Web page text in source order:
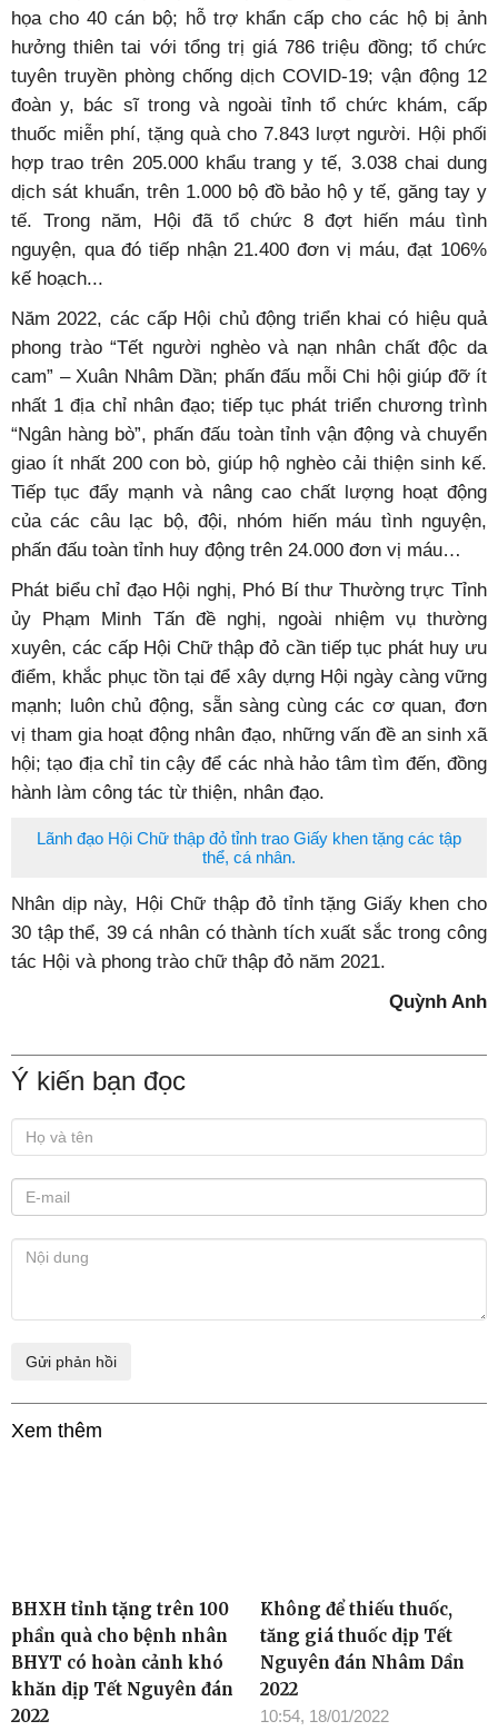
họa cho 40 cán bộ; hỗ trợ khẩn cấp cho các hộ bị ảnh
hưởng thiên tai với tổng trị giá 786 triệu đồng; tổ chức
tuyên truyền phòng chống dịch COVID-19; vận động 12
đoàn y, bác sĩ trong và ngoài tỉnh tổ chức khám, cấp
thuốc miễn phí, tặng quà cho 7.843 lượt người. Hội phối
hợp trao trên 205.000 khẩu trang y tế, 3.038 chai dung
dịch sát khuẩn, trên 1.000 bộ đồ bảo hộ y tế, găng tay y
tế. Trong năm, Hội đã tổ chức 8 đợt hiến máu tình
nguyện, qua đó tiếp nhận 21.400 đơn vị máu, đạt 106%
kế hoạch...
Năm 2022, các cấp Hội chủ động triển khai có hiệu quả
phong trào “Tết người nghèo và nạn nhân chất độc da
cam” – Xuân Nhâm Dần; phấn đấu mỗi Chi hội giúp đỡ ít
nhất 1 địa chỉ nhân đạo; tiếp tục phát triển chương trình
“Ngân hàng bò”, phấn đấu toàn tỉnh vận động và chuyển
giao ít nhất 200 con bò, giúp hộ nghèo cải thiện sinh kế.
Tiếp tục đẩy mạnh và nâng cao chất lượng hoạt động
của các câu lạc bộ, đội, nhóm hiến máu tình nguyện,
phấn đấu toàn tỉnh huy động trên 24.000 đơn vị máu…
Phát biểu chỉ đạo Hội nghị, Phó Bí thư Thường trực Tỉnh
ủy Phạm Minh Tấn đề nghị, ngoài nhiệm vụ thường
xuyên, các cấp Hội Chữ thập đỏ cần tiếp tục phát huy ưu
điểm, khắc phục tồn tại để xây dựng Hội ngày càng vững
mạnh; luôn chủ động, sẵn sàng cùng các cơ quan, đơn
vị tham gia hoạt động nhân đạo, những vấn đề an sinh xã
hội; tạo địa chỉ tin cậy để các nhà hảo tâm tìm đến, đồng
hành làm công tác từ thiện, nhân đạo.
Lãnh đạo Hội Chữ thập đỏ tỉnh trao Giấy khen tặng các tập
thể, cá nhân.
Nhân dịp này, Hội Chữ thập đỏ tỉnh tặng Giấy khen cho
30 tập thể, 39 cá nhân có thành tích xuất sắc trong công
tác Hội và phong trào chữ thập đỏ năm 2021.
Quỳnh Anh
Ý kiến bạn đọc
Xem thêm
BHXH tỉnh tặng trên 100
phần quà cho bệnh nhân
BHYT có hoàn cảnh khó
khăn dịp Tết Nguyên đán
2022
Không để thiếu thuốc,
tăng giá thuốc dịp Tết
Nguyên đán Nhâm Dần
2022
10:54, 18/01/2022